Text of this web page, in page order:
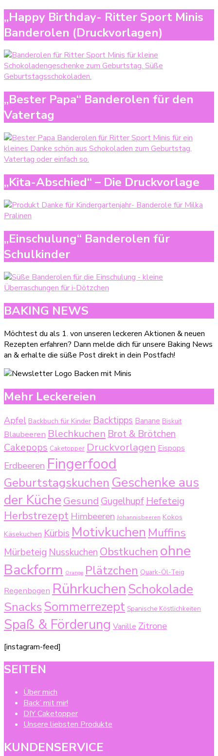
„Happy Birthday- Ritter Sport Minis
Banderolen (Druckvorlagen)
„Bester Papa“ Banderolen für den
Vatertag
„Kita-Abschied“ – Die Druckvorlage
„Einschulung“ Banderolen für
Schulkinder
BAKING NEWS
Möchtest du als 1. von unseren leckeren Aktionen & neuen
Rezepten erfahren? Dann melde dich für unsere Baking News
an & erhalte die süße Post direkt in dein Postfach!
Mehr Leckereien
Apfel Backbuch für Kinder Backtipps Banane Biskuit
Blaubeeren Blechkuchen Brot & Brötchen
Cakepops Caketopper Druckvorlagen Eispops
Erdbeeren Fingerfood
Geburtstagskuchen Geschenke aus
der KücheGesund Gugelhupf Hefeteig
Herbstrezept Himbeeren Johannisbeeren Kokos
Käsekuchen Kürbis Motivkuchen Muffins
Mürbeteig Nusskuchen Obstkuchen ohne
Backform Orange Plätzchen Quark-Öl-Teig
Regenbogen Rührkuchen Schokolade
SnacksSommerrezept Spanische Köstlichkeiten
Spaß & Förderung Vanille Zitrone
[instagram-feed]
SEITEN
Über mich
Back’ mit mir!
DIY Caketopper
Unsere liebsten Produkte
KUNDENSERVICE